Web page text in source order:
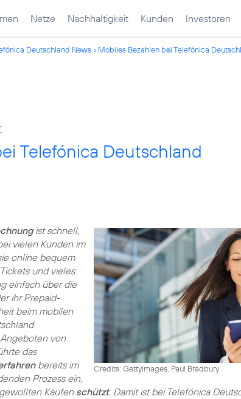
Netze Nachhaltigkeit Kunden Investoren
Deutschland News Mobiles Bezahlen bei Telefónica
Telefónica Deutschland
Credits: Gettyimages, Paul Bradbury
ist schnell,
vielen Kunden im
online bequem
und vieles
einfach über die
ihr Prepaid-
beim mobilen
von
das
bereits im
Prozess ein,
Käufen schützt. Damit ist bei Telefónica